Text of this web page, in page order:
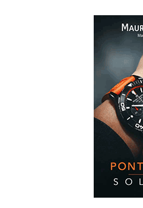
fiestas, eventos, y